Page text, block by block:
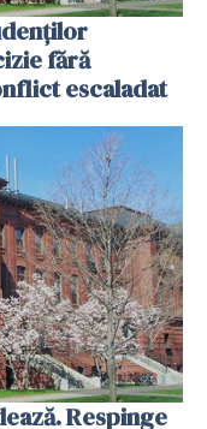
fără
escaladat
Respinge